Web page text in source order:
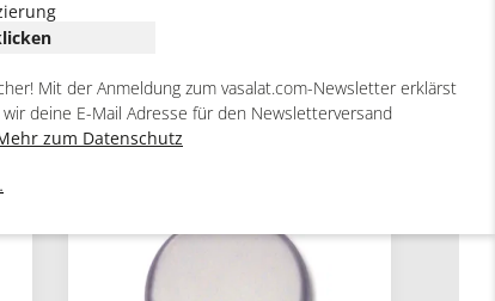
Mit der Anmeldung zum vasalat.com-Newsletter erklärst
deine E-Mail Adresse für den Newsletterversand
zum Datenschutz